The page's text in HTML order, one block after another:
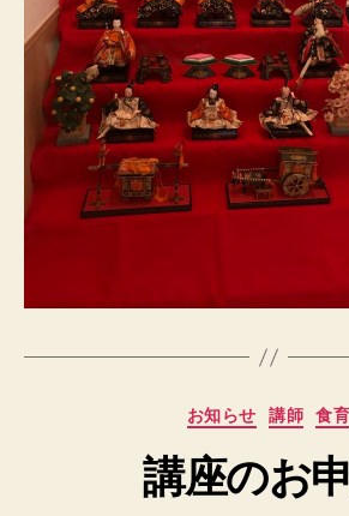
カ
ゴ
リ
お知らせ 講師 食育
講座のお